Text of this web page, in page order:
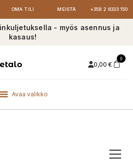
OMA TILI MEISTÄ +358 2 6333 150
- myös asennus ja
kasaus!
0,00 €
0
Avaa valikko